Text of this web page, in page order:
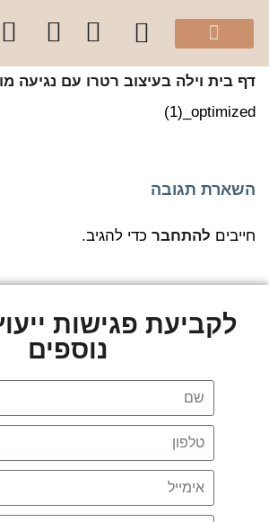
בית וילה בעיצוב רטרו עם נגיעה
תגובה
להתחברכדי להגיב.
לקביעת פגישות ייעוץ
נוספים